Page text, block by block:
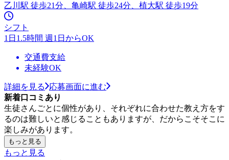
乙川駅 徒歩21分、亀崎駅 徒歩24分、植大駅 徒歩19分
シフト
1日1.5時間 週1日からOK
交通費支給
未経験OK
詳細を見る
応募画面に進む
新着口コミあり
生徒さんごとに個性があり、それぞれに合わせた教え方をす
るのは難しいと感じることもありますが、だからこそそこに
楽しみがあります。
もっと見る
もっと見る